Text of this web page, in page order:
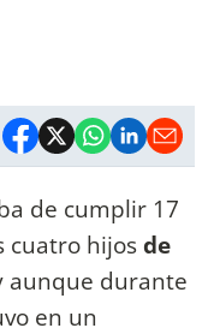
de cumplir 17
cuatro hijosde
aunque durante
en un